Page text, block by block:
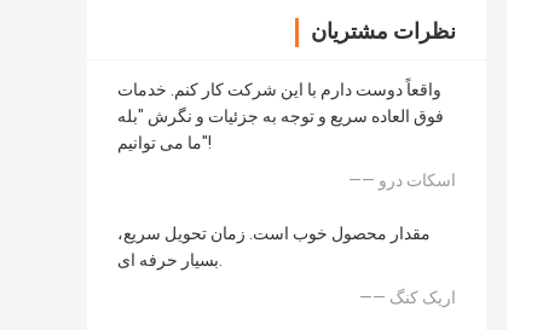
نظرات مشتریان
واقعاً دوست دارم با این شرکت کار کنم. خدمات
فوق العاده سریع و توجه به جزئیات و نگرش "بله
ما می توانیم"!
—— اسکات درو
مقدار محصول خوب است. زمان تحویل سریع،
بسیار حرفه ای.
—— اریک کنگ